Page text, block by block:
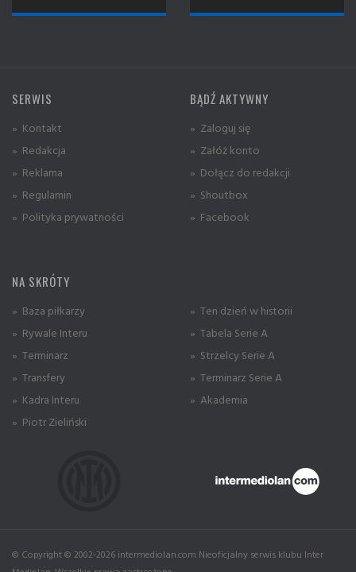
SERWIS
» Kontakt
» Redakcja
» Reklama
» Regulamin
» Polityka prywatności
BĄDŹ AKTYWNY
» Zaloguj się
» Załóż konto
» Dołącz do redakcji
» Shoutbox
» Facebook
NA SKRÓTY
» Baza piłkarzy
» Rywale Interu
» Terminarz
» Transfery
» Kadra Interu
» Piotr Zieliński
» Ten dzień w historii
» Tabela Serie A
» Strzelcy Serie A
» Terminarz Serie A
» Akademia
© Copyright © 2002-2026 intermediolan.com Nieoficjalny serwis klubu Inter